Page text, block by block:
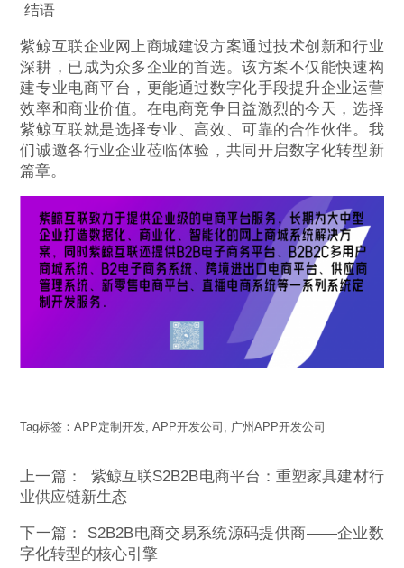
结语
紫鲸互联企业网上商城建设方案通过技术创新和行业
深耕，已成为众多企业的首选。该方案不仅能快速构
建专业电商平台，更能通过数字化手段提升企业运营
效率和商业价值。在电商竞争日益激烈的今天，选择
紫鲸互联就是选择专业、高效、可靠的合作伙伴。我
们诚邀各行业企业莅临体验，共同开启数字化转型新
篇章。
Tag标签：APP定制开发,APP开发公司 , 广州APP开发公司
上一篇：
紫鲸互联S2B2B电商平台：重塑家具建材行
业供应链新生态
下一篇： S2B2B电商交易系统源码提供商——企业数
字化转型的核心引擎